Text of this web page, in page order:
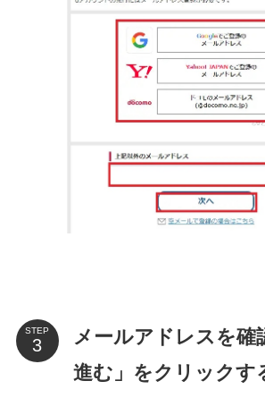
STEP
メールアドレスを確
進む」をクリックす